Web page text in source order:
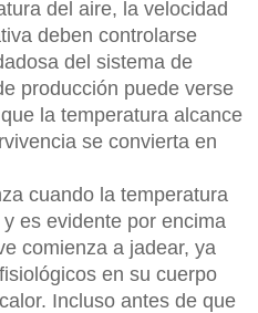
del aire, la velocidad
deben controlarse
del sistema de
producción puede verse
la temperatura alcance
se convierta en
cuando la temperatura
es evidente por encima
comienza a jadear, ya
en su cuerpo
Incluso antes de que